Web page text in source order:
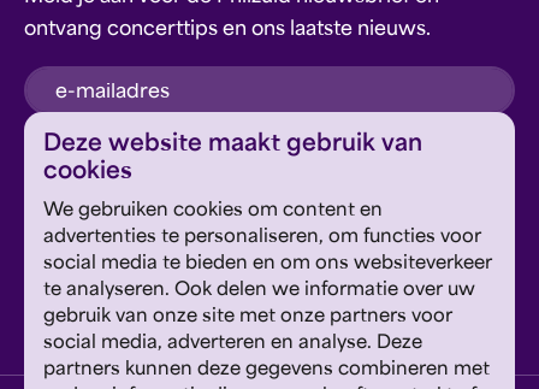
Deze website maakt gebruik van
cookies
We gebruiken cookies om content en
advertenties te personaliseren, om functies voor
social media te bieden en om ons websiteverkeer
te analyseren. Ook delen we informatie over uw
gebruik van onze site met onze partners voor
social media, adverteren en analyse. Deze
partners kunnen deze gegevens combineren met
ontvang concerttips en ons laatste nieuws.
inschrijven
Google's Privacyverklaring en Servicevoorwaarden
van toepassing.
Geef om Philzuid en steun ons!
steun ons